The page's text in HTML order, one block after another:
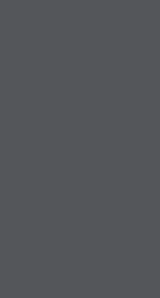
mibew-
zu können.
mibew_locale = 3